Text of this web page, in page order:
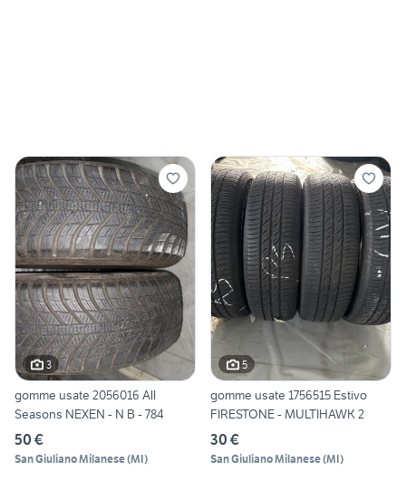
3
gomme usate 2056016 All
Seasons NEXEN - N B - 784
50 €
San Giuliano Milanese(MI)
5
gomme usate 1756515 Estivo
FIRESTONE - MULTIHAWK 2
30 €
San Giuliano Milanese(MI)